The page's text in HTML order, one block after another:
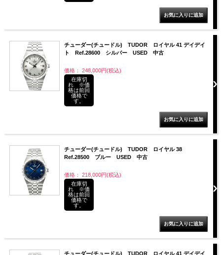
チューダー(チュードル) TUDOR ロイヤル 41 デイデイ
ト Ref.28600 シルバー USED 中古
価格： 248,000円(税込)
在庫切
れ ※価
格は前回
価格で
す。
チューダー(チュードル) TUDOR ロイヤル 38
Ref.28500 ブルー USED 中古
価格： 218,000円(税込)
在庫切
れ ※価
格は前回
価格で
す。
チューダー(チュードル) TUDOR ロイヤル 41 デイデイ